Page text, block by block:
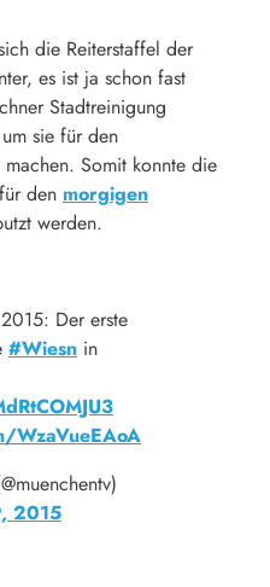
die Reiterstaffel der
es ist ja schon fast
Stadtreinigung
sie für den
machen. Somit konnte die
den morgigen
werden.
2015: Der erste
#Wiesn in
WzaVueEAoA
2015